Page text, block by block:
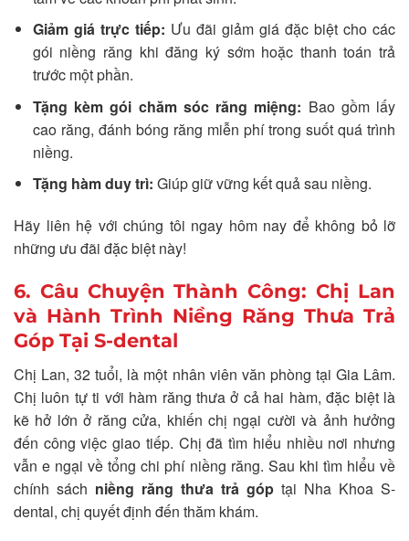
Giảm giá trực tiếp: Ưu đãi giảm giá đặc biệt cho các
gói niềng răng khi đăng ký sớm hoặc thanh toán trả
trước một phần.
Tặng kèm gói chăm sóc răng miệng: Bao gồm lấy
cao răng, đánh bóng răng miễn phí trong suốt quá trình
niềng.
Tặng hàm duy trì: Giúp giữ vững kết quả sau niềng.
Hãy liên hệ với chúng tôi ngay hôm nay để không bỏ lỡ
những ưu đãi đặc biệt này!
6. Câu Chuyện Thành Công: Chị Lan
và Hành Trình Niềng Răng Thưa Trả
Góp Tại S-dental
Chị Lan, 32 tuổi, là một nhân viên văn phòng tại Gia Lâm.
Chị luôn tự ti với hàm răng thưa ở cả hai hàm, đặc biệt là
kẽ hở lớn ở răng cửa, khiến chị ngại cười và ảnh hưởng
đến công việc giao tiếp. Chị đã tìm hiểu nhiều nơi nhưng
vẫn e ngại về tổng chi phí niềng răng. Sau khi tìm hiểu về
chính sách niềng răng thưa trả góp tại Nha Khoa S-
dental, chị quyết định đến thăm khám.